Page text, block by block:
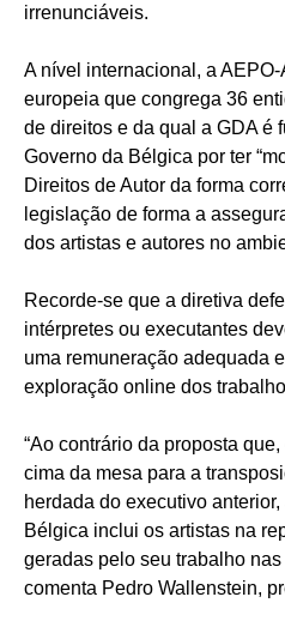
irrenunciáveis.
A nível internacional, a
europeia que congrega 36
de direitos e da qual a GDA é
Governo da Bélgica por ter
Direitos de Autor da forma
legislação de forma a
dos artistas e autores no
Recorde-se que a diretiva
intérpretes ou executantes
uma remuneração adequada
exploração online dos
“Ao contrário da proposta
cima da mesa para a
herdada do executivo
Bélgica inclui os artistas na
geradas pelo seu trabalho
comenta Pedro Wallenstein,